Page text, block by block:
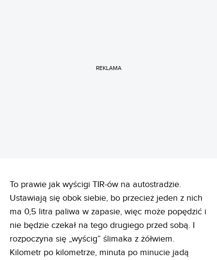
REKLAMA
To prawie jak wyścigi TIR-ów na autostradzie.
Ustawiają się obok siebie, bo przecież jeden z nich
ma 0,5 litra paliwa w zapasie, więc może popędzić i
nie będzie czekał na tego drugiego przed sobą. I
rozpoczyna się „wyścig” ślimaka z żółwiem.
Kilometr po kilometrze, minuta po minucie jadą